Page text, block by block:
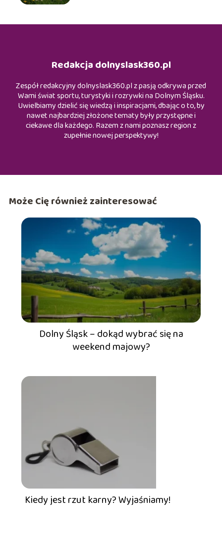
Redakcja dolnyslask360.pl
Zespół redakcyjny dolnyslask360.pl z pasją odkrywa przed
Wami świat sportu, turystyki i rozrywki na Dolnym Śląsku.
Uwielbiamy dzielić się wiedzą i inspiracjami, dbając o to, by
nawet najbardziej złożone tematy były przystępne i
ciekawe dla każdego. Razem z nami poznasz region z
zupełnie nowej perspektywy!
Może Cię również zainteresować
Dolny Śląsk – dokąd wybrać się na
weekend majowy?
Kiedy jest rzut karny? Wyjaśniamy!